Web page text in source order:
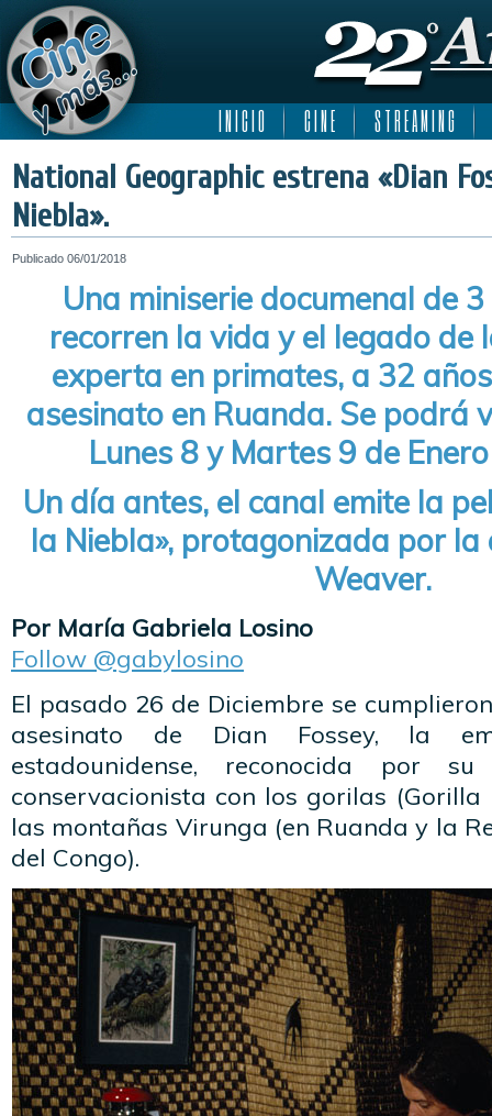
I N I C I O C I N E S T R E A M I N G
National Geographic​ estrena «Dian
Niebla».
Publicado 06/01/2018
Una miniserie documenal de
recorren la vida y el legado de
experta en primates, a 32
asesinato en Ruanda. Se podrá
Lunes 8 y Martes 9 de
Un día antes, el canal emite la
la Niebla», protagonizada por la
Weaver.
Por María Gabriela Losino
Follow @gabylosino
El pasado 26 de Diciembre se
asesinato de Dian Fossey, la
estadounidense, reconocida por
conservacionista con los gorilas (Gorilla
las montañas Virunga (en Ruanda y la
del Congo).